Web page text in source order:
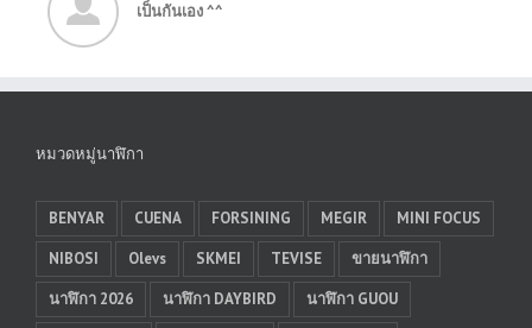
เป็นกันเอง ^^
หมวดหมู่นาฬิกา
BENYAR CUENA FORSINING MEGIR
MINI FOCUS
NIBOSI
Olevs SKMEI TEVISE
ขายนาฬิกา
นาฬิกา 2026
นาฬิกา DAYBIRD
นาฬิกา GUOU